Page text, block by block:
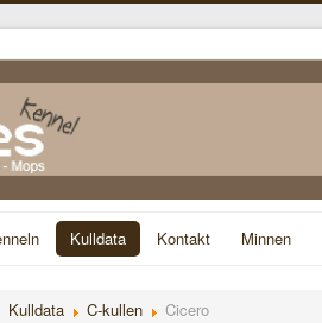
Kulldata Kontakt Minnen
Kulldata C-kullen Cicero